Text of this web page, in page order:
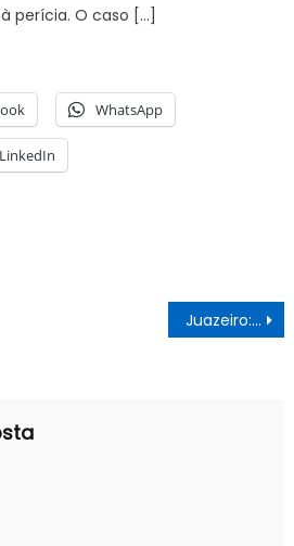
perícia. O caso […]
WhatsApp
LinkedIn
Juazeiro: após fortes chuvas comunidades da zona rural enfrentam falta de água potável e dificuldade acesso